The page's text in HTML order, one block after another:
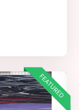
FEATURED